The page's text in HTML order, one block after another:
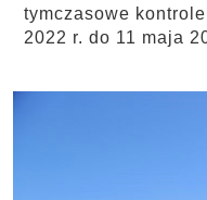
tymczasowe
2022 r. do 11 maja